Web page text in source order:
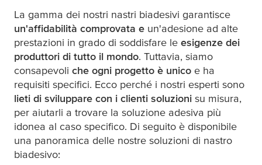
La gamma dei nostri nastri biadesivi garantisce
un'affidabilità comprovata e un'adesione ad alte
prestazioni in grado di soddisfare le esigenze dei
produttori di tutto il mondo. Tuttavia, siamo
consapevoli che ogni progetto è unico e ha
requisiti specifici. Ecco perché i nostri esperti sono
lieti di sviluppare con i clienti soluzioni su misura,
per aiutarli a trovare la soluzione adesiva più
idonea al caso specifico. Di seguito è disponibile
una panoramica delle nostre soluzioni di nastro
biadesivo: